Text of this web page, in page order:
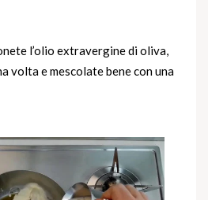
l’olio extravergine di oliva,
volta e mescolate bene con una